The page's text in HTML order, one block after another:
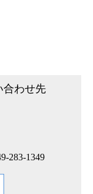
合わせ先
283-1349